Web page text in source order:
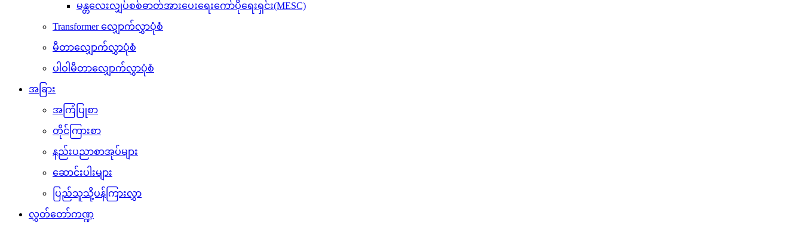
မန္တလေးလျှပ်စစ်ဓာတ်အားပေးရေးကော်ပိုရေးရှင်း(MESC)
Transformer လျှောက်လွှာပုံစံ
မီတာလျှောက်လွှာပုံစံ
ပါဝါမီတာလျှောက်လွှာပုံစံ
အခြား
အကြံပြုစာ
တိုင်ကြားစာ
နည်းပညာစာအုပ်များ
ဆောင်းပါးများ
ပြည်သူသို့ပန်ကြားလွှာ
လွှတ်တော်ကဏ္ဍ